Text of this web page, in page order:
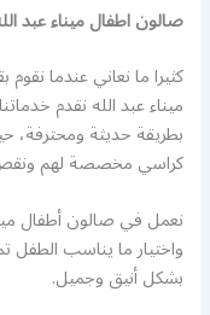
صالون اطفال ميناء عبد
كثيرا ما نعاني عندما
ميناء عبد الله نقدم
بطريقة حديثة ومحترفة،
كراسي مخصصة لهم ونقص
نعمل في صالون أطفال
واختيار ما يناسب
بشكل أنيق وجميل.